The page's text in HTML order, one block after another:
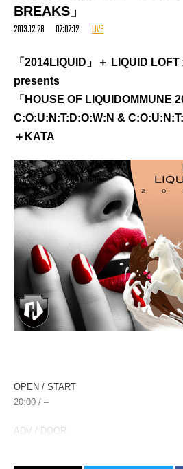
DJ FUMMYの今年のDMCルーテ
る。
https://youtu.be/W6JmZPRashs
これも良い曲！
BonfireやKYOTOとも似ているね。
最後に、
JAPAN FINALの最後にやったル
BREAKS」
2013.12.28 07:07:12 LIVE
「2014LIQUID」＋ LIQUID
presents
「HOUSE OF LIQUIDOMMUNE
C:O:U:N:T:D:O:W:N &
＋KATA
OPEN / START
20:00 / –
ADV / DOOR